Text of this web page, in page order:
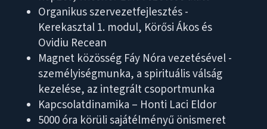
Organikus szervezetfejlesztés -
Kerekasztal 1. modul, Körősi Ákos és
Ovidiu Recean
Magnet közösség Fáy Nóra vezetésével -
személyiségmunka, a spirituális válság
kezelése, az integrált csoportmunka
Kapcsolatdinamika – Honti Laci Eldor
5000 óra körüli sajátélményű önismeret